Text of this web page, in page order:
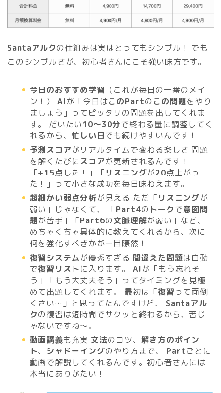
Santaアルクの仕組みは実はとってもシンプル！ でも
このシンプルさが、初心者さんにこそ強い味方です。
今日のおすすめ学習 （これが毎日の一番のメイ
ン！） AIが「今日はこのPartの この問題をやり
ましょう」ってピッタリの問題を出してくれま
す。 だいたい10〜30分で終わる量に調整してく
れるから、 忙しい日でも続けやすいんです！
予測スコアがリアルタイムで変わる楽しさ 問題
を解くたびに スコアが更新されるんです！
「+15点 した！」「 リスニングが20点 上がっ
た！」って小さな成功を毎日味わえます。
超細かい弱点分析が見える ただ「 リスニングが
弱い」じゃなくて、 「Part4の トークで意図問
題が苦手」「Part6の文脈理解が弱い」など、
めちゃくちゃ具体的に教えてくれるから、次に
何を強化すべきかが一目瞭然！
復習システムが優秀すぎる 間違えた問題は自動
で復習リストに入ります。 AIが「もう忘れそ
う」「もう大丈夫そう」ってタイミングを見極
めて出題してくれます。 最初は「復習 って面倒
くさい…」と思ってたんですけど、 Santaアル
クの復習は短時間でサクッと終わるから、苦じ
ゃないですね〜。
動画講義も充実 文法のコツ、 解き方のポイン
ト、 シャドーイングのやり方まで、 Partごとに
動画で解説してくれるんです。初心者さんには
本当にありがたい！